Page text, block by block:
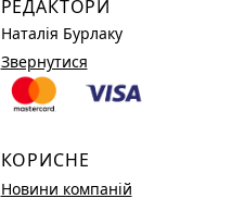
РЕДАКТОРИ
Наталія Бурлаку
Звернутися
КОРИСНЕ
Новини компаній